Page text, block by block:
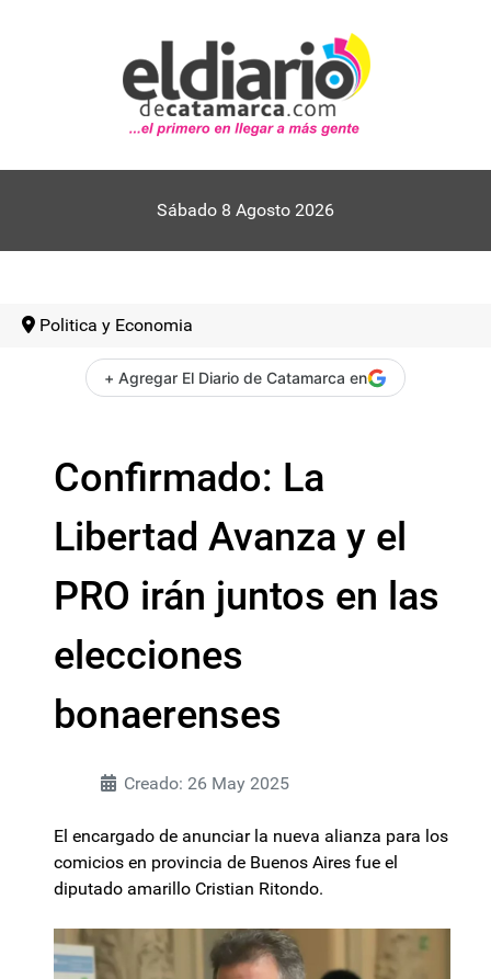
Sábado 8 Agosto 2026
Politica y Economia
+ Agregar El Diario de Catamarca en
Confirmado: La
Libertad Avanza y el
PRO irán juntos en las
elecciones
bonaerenses
Creado: 26 May 2025
El encargado de anunciar la nueva alianza para los
comicios en provincia de Buenos Aires fue el
diputado amarillo Cristian Ritondo.